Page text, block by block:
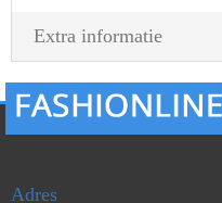
Extra informatie
Adres